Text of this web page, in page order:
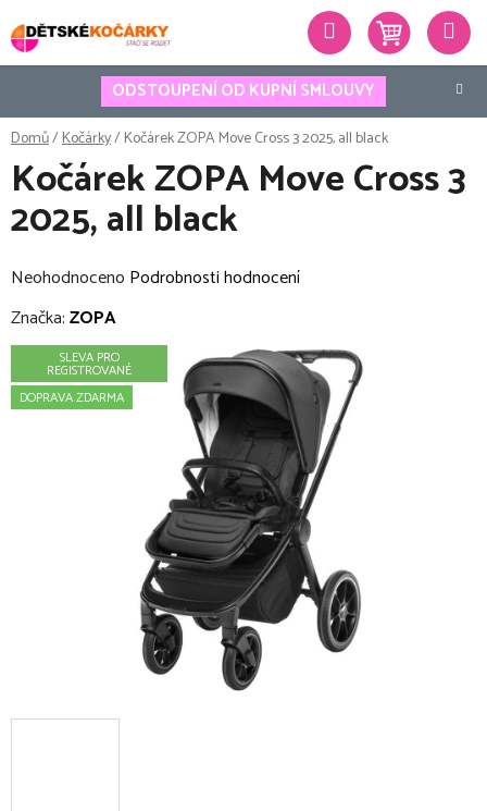
na
obsah
ODSTOUPENÍ OD KUPNÍ SMLOUVY
Hledat
Domů/Kočárky/Kočárek ZOPA Move Cross 3 2025, all black
Kočárek ZOPA Move Cross 3
2025, all black
Průměrné
hodnocení
0,0
Neohodnoceno Podrobnosti hodnocení
Značka:ZOPA
SLEVA PRO
REGISTROVANÉ
DOPRAVA ZDARMA